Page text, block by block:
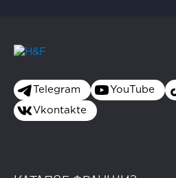
Telegram YouTube
Vkontakte